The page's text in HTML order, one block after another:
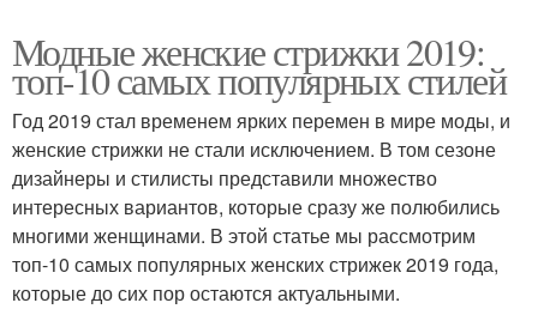
Модные женские стрижки 2019:
топ-10 самых популярных стилей
Год 2019 стал временем ярких перемен в мире моды, и
женские стрижки не стали исключением. В том сезоне
дизайнеры и стилисты представили множество
интересных вариантов, которые сразу же полюбились
многими женщинами. В этой статье мы рассмотрим
топ-10 самых популярных женских стрижек 2019 года,
которые до сих пор остаются актуальными.